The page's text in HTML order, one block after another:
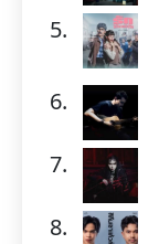
5.
6.
7.
8.